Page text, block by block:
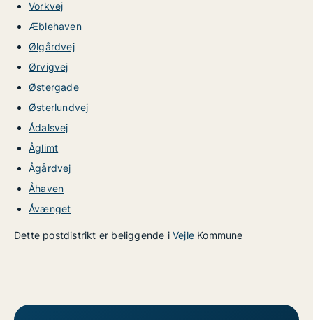
Vorkvej
Æblehaven
Ølgårdvej
Ørvigvej
Østergade
Østerlundvej
Ådalsvej
Åglimt
Ågårdvej
Åhaven
Åvænget
Dette postdistrikt er beliggende i Vejle Kommune